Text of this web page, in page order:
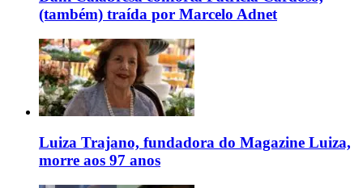
(também) traída por Marcelo Adnet
Luiza Trajano, fundadora do Magazine Luiza,
morre aos 97 anos